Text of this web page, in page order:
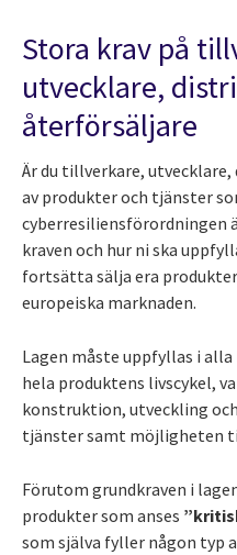
Stora krav på
utvecklare,
återförsäljare
Är du tillverkare,
av produkter och tjänster
cyberresiliensförordningen
kraven och hur ni ska
fortsätta sälja era
europeiska marknaden.
Lagen måste uppfyllas i alla
hela produktens livscykel,
konstruktion, utveckling
tjänster samt möjligheten
Förutom grundkraven i
produkter som anses
som själva fyller någon typ